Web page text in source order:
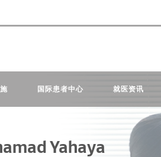
国际患者中心 就医资讯
Yahaya